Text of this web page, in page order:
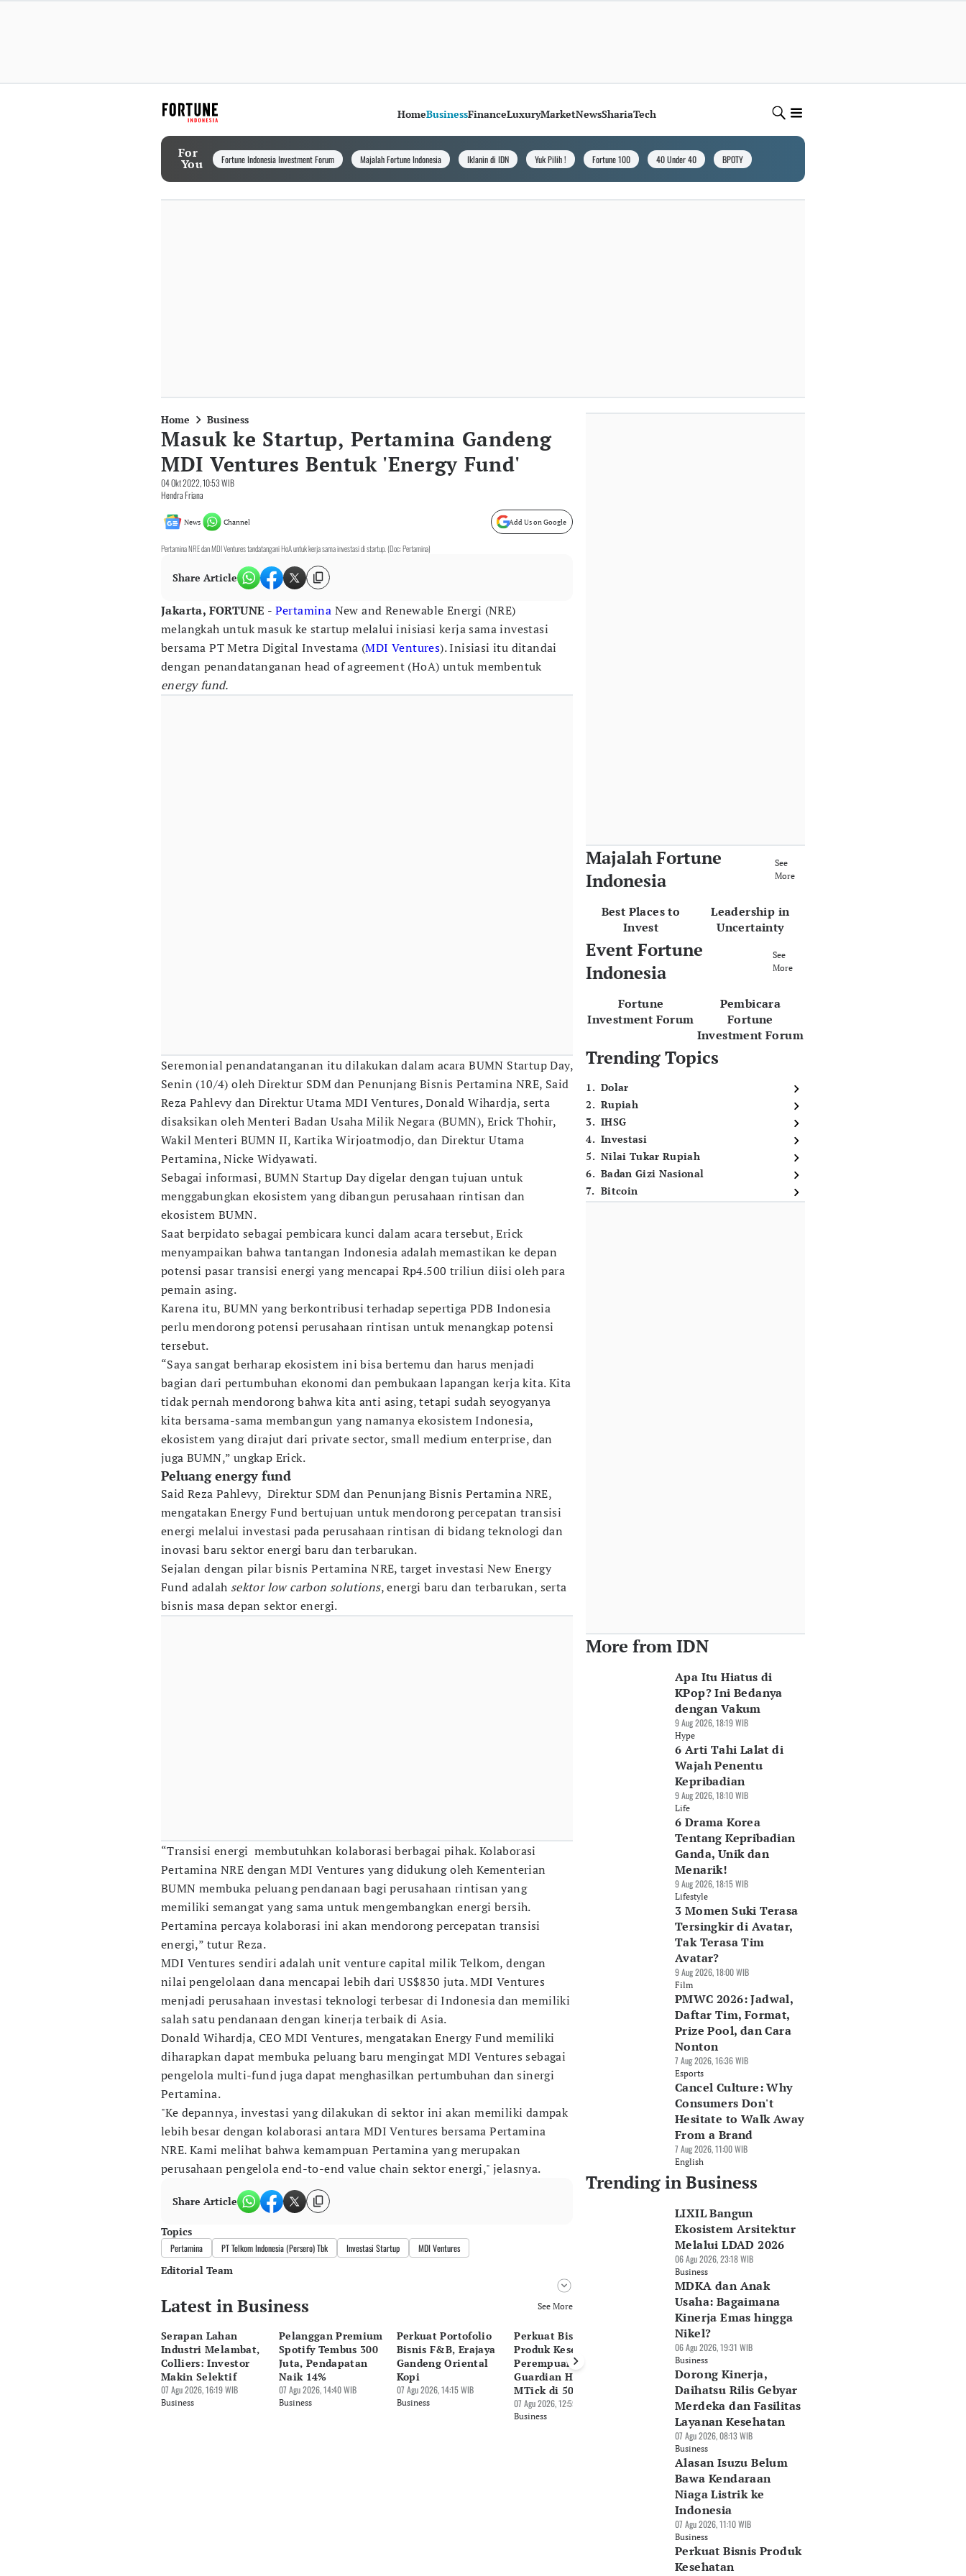
HomeBusinessFinanceLuxuryMarketNewsShariaTech
For
You Fortune Indonesia Investment Forum Majalah Fortune Indonesia Iklanin di IDN Yuk Pilih ! Fortune 100 40 Under 40 BPOTY
Home Business
Masuk ke Startup, Pertamina Gandeng
MDI Ventures Bentuk 'Energy Fund'
04 Okt 2022, 10:53 WIB
Hendra Friana
News Channel Add Us on Google
Pertamina NRE dan MDI Ventures tandatangani HoA untuk kerja sama investasi di startup. (Doc: Pertamina)
Share Article
Jakarta, FORTUNE - Pertamina New and Renewable Energi (NRE)
melangkah untuk masuk ke startup melalui inisiasi kerja sama investasi
bersama PT Metra Digital Investama (MDI Ventures). Inisiasi itu ditandai
dengan penandatanganan head of agreement (HoA) untuk membentuk
energy fund.
Seremonial penandatanganan itu dilakukan dalam acara BUMN Startup Day,
Senin (10/4) oleh Direktur SDM dan Penunjang Bisnis Pertamina NRE, Said
Reza Pahlevy dan Direktur Utama MDI Ventures, Donald Wihardja, serta
disaksikan oleh Menteri Badan Usaha Milik Negara (BUMN), Erick Thohir,
Wakil Menteri BUMN II, Kartika Wirjoatmodjo, dan Direktur Utama
Pertamina, Nicke Widyawati.
Sebagai informasi, BUMN Startup Day digelar dengan tujuan untuk
menggabungkan ekosistem yang dibangun perusahaan rintisan dan
ekosistem BUMN.
Saat berpidato sebagai pembicara kunci dalam acara tersebut, Erick
menyampaikan bahwa tantangan Indonesia adalah memastikan ke depan
potensi pasar transisi energi yang mencapai Rp4.500 triliun diisi oleh para
pemain asing.
Karena itu, BUMN yang berkontribusi terhadap sepertiga PDB Indonesia
perlu mendorong potensi perusahaan rintisan untuk menangkap potensi
tersebut.
“Saya sangat berharap ekosistem ini bisa bertemu dan harus menjadi
bagian dari pertumbuhan ekonomi dan pembukaan lapangan kerja kita. Kita
tidak pernah mendorong bahwa kita anti asing, tetapi sudah seyogyanya
kita bersama-sama membangun yang namanya ekosistem Indonesia,
ekosistem yang dirajut dari private sector, small medium enterprise, dan
juga BUMN,” ungkap Erick.
Peluang energy fund
Said Reza Pahlevy, Direktur SDM dan Penunjang Bisnis Pertamina NRE,
mengatakan Energy Fund bertujuan untuk mendorong percepatan transisi
energi melalui investasi pada perusahaan rintisan di bidang teknologi dan
inovasi baru sektor energi baru dan terbarukan.
Sejalan dengan pilar bisnis Pertamina NRE, target investasi New Energy
Fund adalah sektor low carbon solutions, energi baru dan terbarukan, serta
bisnis masa depan sektor energi.
“Transisi energi membutuhkan kolaborasi berbagai pihak. Kolaborasi
Pertamina NRE dengan MDI Ventures yang didukung oleh Kementerian
BUMN membuka peluang pendanaan bagi perusahaan rintisan yang
memiliki semangat yang sama untuk mengembangkan energi bersih.
Pertamina percaya kolaborasi ini akan mendorong percepatan transisi
energi,” tutur Reza.
MDI Ventures sendiri adalah unit venture capital milik Telkom, dengan
nilai pengelolaan dana mencapai lebih dari US$830 juta. MDI Ventures
menjadi perusahaan investasi teknologi terbesar di Indonesia dan memiliki
salah satu pendanaan dengan kinerja terbaik di Asia.
Donald Wihardja, CEO MDI Ventures, mengatakan Energy Fund memiliki
diharapkan dapat membuka peluang baru mengingat MDI Ventures sebagai
pengelola multi-fund juga dapat menghasilkan pertumbuhan dan sinergi
Pertamina.
"Ke depannya, investasi yang dilakukan di sektor ini akan memiliki dampak
lebih besar dengan kolaborasi antara MDI Ventures bersama Pertamina
NRE. Kami melihat bahwa kemampuan Pertamina yang merupakan
perusahaan pengelola end-to-end value chain sektor energi," jelasnya.
Share Article
Topics
Pertamina PT Telkom Indonesia (Persero) Tbk Investasi Startup MDI Ventures
Editorial Team
Editor
Pingit Aria
Editor
Hendra Friana
Latest in Business See More
Serapan Lahan
Industri Melambat,
Colliers: Investor
Makin Selektif
07 Agu 2026, 16:19 WIB
Business
Pelanggan Premium
Spotify Tembus 300
Juta, Pendapatan
Naik 14%
07 Agu 2026, 14:40 WIB
Business
Perkuat Portofolio
Bisnis F&B, Erajaya
Gandeng Oriental
Kopi
07 Agu 2026, 14:15 WIB
Business
Perkuat Bisnis
Produk Kesehatan
Perempuan,
Guardian Hadirkan
MTick di 50 Gerai
07 Agu 2026, 12:59 WIB
Business
Alasan Isuzu Belum
Bawa Kendaraan
Niaga Listrik ke
Indonesia
07 Agu 2026, 11:10 WIB
Daihatsu Rilis
Fasilitas Layanan
Kesehatan
07 Agu 2026, 08:13 WIB
Business
Majalah Fortune
Indonesia
See
More
Best Places to
Invest
Leadership in
Uncertainty
Event Fortune
Indonesia
See
More
Fortune
Investment Forum
Pembicara
Fortune
Investment Forum
Trending Topics
1. Dolar
2. Rupiah
3. IHSG
4. Investasi
5. Nilai Tukar Rupiah
6. Badan Gizi Nasional
7. Bitcoin
More from IDN
Apa Itu Hiatus di
KPop? Ini Bedanya
dengan Vakum
9 Aug 2026, 18:19 WIB
Hype
6 Arti Tahi Lalat di
Wajah Penentu
Kepribadian
9 Aug 2026, 18:10 WIB
Life
6 Drama Korea
Tentang Kepribadian
Ganda, Unik dan
Menarik!
9 Aug 2026, 18:15 WIB
Lifestyle
3 Momen Suki Terasa
Tersingkir di Avatar,
Tak Terasa Tim
Avatar?
9 Aug 2026, 18:00 WIB
Film
PMWC 2026: Jadwal,
Daftar Tim, Format,
Prize Pool, dan Cara
Nonton
7 Aug 2026, 16:36 WIB
Esports
Cancel Culture: Why
Consumers Don't
Hesitate to Walk Away
From a Brand
7 Aug 2026, 11:00 WIB
English
Trending in Business
LIXIL Bangun
Ekosistem Arsitektur
Melalui LDAD 2026
06 Agu 2026, 23:18 WIB
Business
MDKA dan Anak
Usaha: Bagaimana
Kinerja Emas hingga
Nikel?
06 Agu 2026, 19:31 WIB
Business
Dorong Kinerja,
Daihatsu Rilis Gebyar
Merdeka dan Fasilitas
Layanan Kesehatan
07 Agu 2026, 08:13 WIB
Business
Alasan Isuzu Belum
Bawa Kendaraan
Niaga Listrik ke
Indonesia
07 Agu 2026, 11:10 WIB
Business
Perkuat Bisnis Produk
Kesehatan